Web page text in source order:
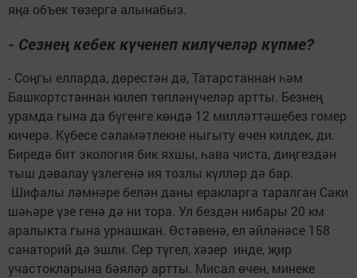
яңа объек төзергә алынабыз.
- Сезнең кебек күченеп килүчеләр күпме?
- Соңгы елларда, дөрестән дә, Татарстаннан һәм
Башкортстаннан килеп төпләнүчеләр артты. Безнең
урамда гына да бүгенге көндә 12 милләттәшебез гомер
кичерә. Күбесе сәламәтлекне ныгыту өчен килдек, ди.
Биредә бит экология бик яхшы, һава чиста, диңгездән
тыш дәвалау үзлегенә ия тозлы күлләр дә бар.
Шифалы ләмнәре белән даны еракларга таралган Саки
шәһәре үзе генә дә ни тора. Ул бездән нибары 20 км
аралыкта гына урнашкан. Өстәвенә, ел әйләнәсе 158
санаторий дә эшли. Сер түгел, хәзер инде, җир
участокларына бәяләр артты. Мисал өчен, минеке